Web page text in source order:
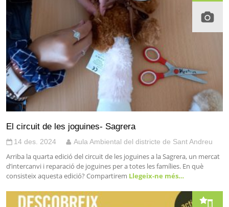
El circuit de les joguines- Sagrera
14 des. 2024 Aula Ambiental del districte de Sant Andreu
Arriba la quarta edició del circuit de les joguines a la Sagrera, un mercat
d’intercanvi i reparació de joguines per a totes les famílies. En què
consisteix aquesta edició? Compartirem Llegeix-ne més…